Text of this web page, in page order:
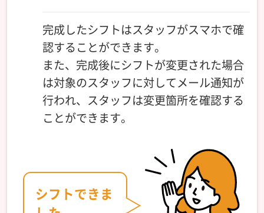
完成したシフトはスタッフがスマホで確
認することができます。
また、完成後にシフトが変更された場合
は対象のスタッフに対してメール通知が
行われ、スタッフは変更箇所を確認する
ことができます。
シフトできま